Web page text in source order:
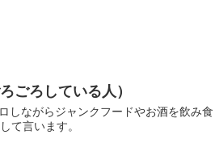
ごろしている人）
しながらジャンクフードやお酒を飲み食
て言います。